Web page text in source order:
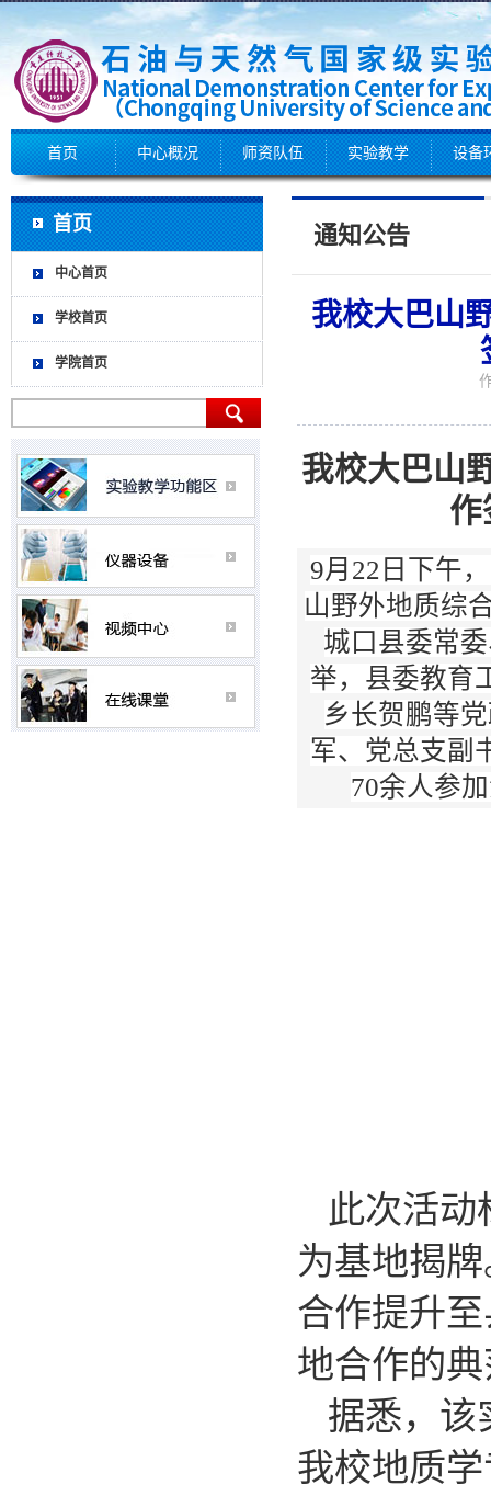
首页 中心概况 师资队伍 实验教学 设备
首页
中心首页
学校首页
学院首页
通知公告
我校大巴山
我校大巴山
作
9月22日下午
山野外地质综
城口县委常
举，县委教育
乡长贺鹏等
军、党总支副
70余人参
此次活
为基地揭
合作提升
地合作的
据悉，该
我校地质